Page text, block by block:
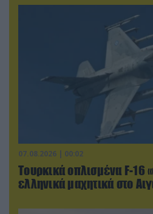
07.08.2026 | 00:02
Τουρκικά οπλισμένα F-16
ελληνικά μαχητικά στο